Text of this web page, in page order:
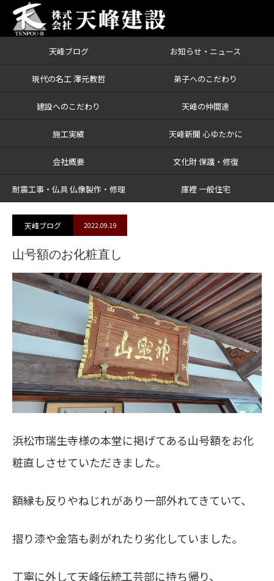
天峰ブログ お知らせ・ニュース
現代の名工 澤元教哲 弟子へのこだわり
建設へのこだわり 天峰の仲間達
施工実績 天峰新聞 心ゆたかに
会社概要 文化財 保護・修復
耐震工事・仏具 仏像製作・修理 庫裡 一般住宅
ブログ 山号額のお化粧直し
天峰ブログ 2022.09.19
山号額のお化粧直し
浜松市瑞生寺様の本堂に掲げてある山号額をお化
粧直しさせていただきました。
額縁も反りやねじれがあり一部外れてきていて、
摺り漆や金箔も剥がれたり劣化していました。
丁寧に外して天峰伝統工芸部に持ち帰り、